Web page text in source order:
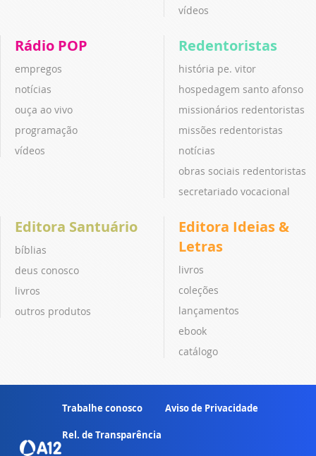
vídeos
Rádio POP
empregos
notícias
ouça ao vivo
programação
vídeos
Redentoristas
história pe. vitor
hospedagem santo afonso
missionários redentoristas
missões redentoristas
notícias
obras sociais redentoristas
secretariado vocacional
Editora Santuário
bíblias
deus conosco
livros
outros produtos
Editora Ideias &
Letras
livros
coleções
lançamentos
ebook
catálogo
Trabalhe conosco Aviso de Privacidade
Rel. de Transparência